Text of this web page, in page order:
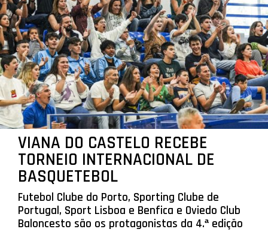
VIANA DO CASTELO RECEBE
TORNEIO INTERNACIONAL DE
BASQUETEBOL
Futebol Clube do Porto, Sporting Clube de
Portugal, Sport Lisboa e Benfica e Oviedo Club
Baloncesto são os protagonistas da 4.ª edição